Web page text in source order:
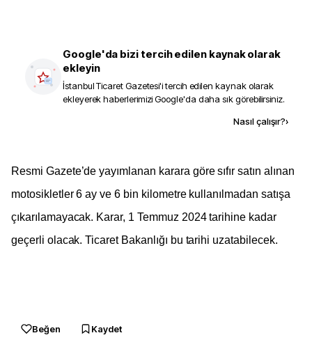
Google'da bizi tercih edilen kaynak olarak
ekleyin
İstanbul Ticaret Gazetesi'i tercih edilen kaynak olarak
ekleyerek haberlerimizi Google'da daha sık görebilirsiniz.
Nasıl çalışır?›
Resmi Gazete’de yayımlanan karara göre sıfır satın alınan
motosikletler 6 ay ve 6 bin kilometre kullanılmadan satışa
çıkarılamayacak. Karar, 1 Temmuz 2024 tarihine kadar
geçerli olacak. Ticaret Bakanlığı bu tarihi uzatabilecek.
Beğen Kaydet